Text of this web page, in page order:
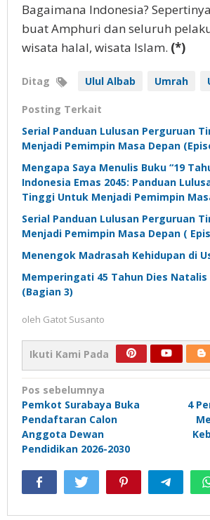
Bagaimana Indonesia?
buat Amphuri dan seluruh
wisata halal, wisata Islam. (*)
Ditag Ulul Albab Umrah
Posting Terkait
Serial Panduan Lulusan Perguruan
Menjadi Pemimpin Masa Depan
Mengapa Saya Menulis Buku “19
Indonesia Emas 2045: Panduan
Tinggi Untuk Menjadi Pemimpin
Serial Panduan Lulusan Perguruan
Menjadi Pemimpin Masa Depan (
Menengok Madrasah Kehidupan di
Memperingati 45 Tahun Dies
(Bagian 3)
oleh Gatot Susanto
Ikuti Kami Pada
Navigasi
pos
Pos sebelumnya
Pemkot Surabaya Buka
Pendaftaran Calon
Anggota Dewan
Pendidikan 2026-2030
4